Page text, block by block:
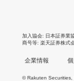
加入協会 日本証券業
商号等 楽天証券株式
企業情報
© Rakuten Securities,